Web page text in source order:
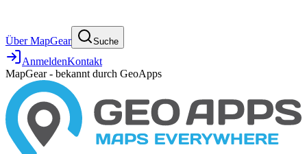
Über MapGear Suche
AnmeldenKontakt
MapGear - bekannt durch GeoApps